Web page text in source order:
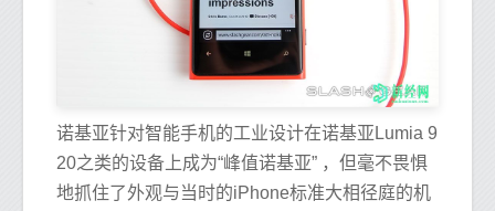
诺基亚针对智能手机的工业设计在诺基亚Lumia 9
20之类的设备上成为“峰值诺基亚” ，但毫不畏惧
地抓住了外观与当时的iPhone标准大相径庭的机